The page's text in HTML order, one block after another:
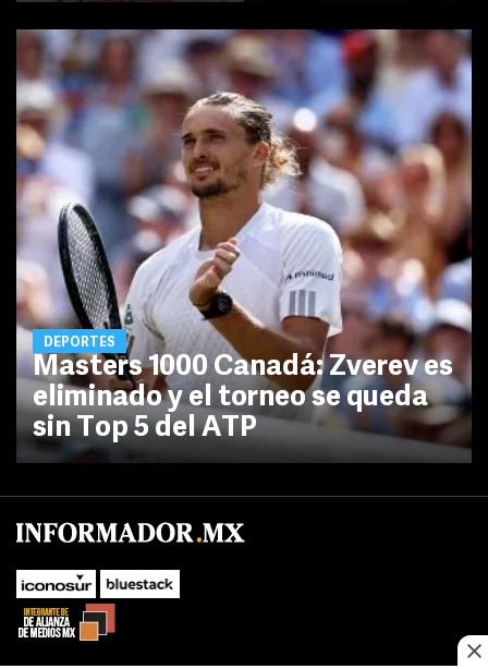
DEPORTES
Masters 1000 Canadá: Zverev es
eliminado y el torneo se queda
sin Top 5 del ATP